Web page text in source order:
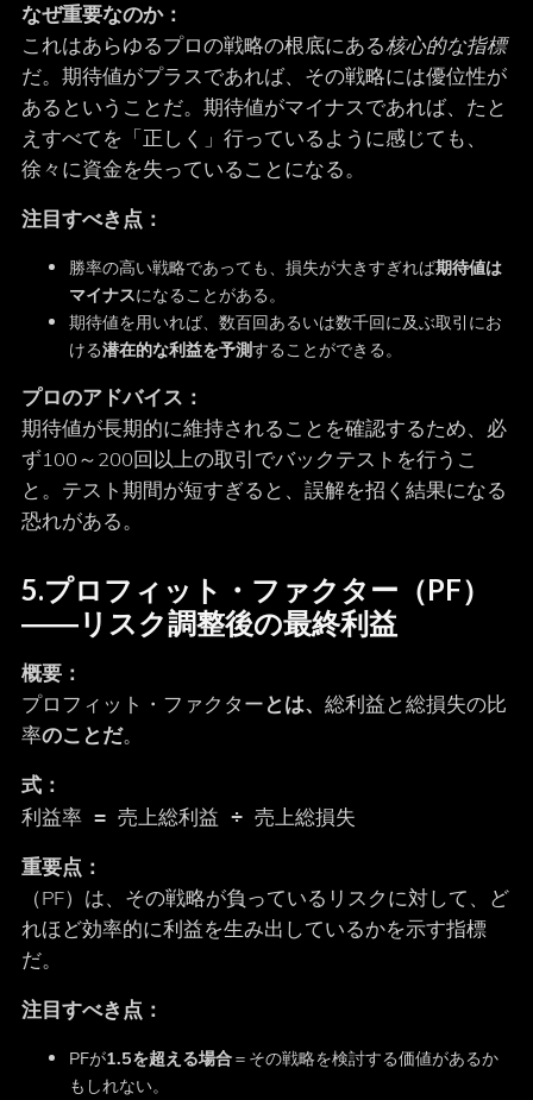
なぜ重要なのか：
これはあらゆるプロの戦略の根底にある核心的な指標
だ。期待値がプラスであれば、その戦略には優位性が
あるということだ。期待値がマイナスであれば、たと
えすべてを「正しく」行っているように感じても、
徐々に資金を失っていることになる。
注目すべき点：
勝率の高い戦略であっても、損失が大きすぎれば期待値は
マイナスになることがある。
期待値を用いれば、数百回あるいは数千回に及ぶ取引にお
ける潜在的な利益を予測することができる。
プロのアドバイス：
期待値が長期的に維持されることを確認するため、必
ず100～200回以上の取引でバックテストを行うこ
と。テスト期間が短すぎると、誤解を招く結果になる
恐れがある。
5.プロフィット・ファクター（PF）
――リスク調整後の最終利益
概要：
プロフィット・ファクターとは、 総利益と総損失の比
率のことだ。
式：
利益率 = 売上総利益 ÷ 売上総損失
重要点：
（PF）は、その戦略が負っているリスクに対して、ど
れほど効率的に利益を生み出しているかを示す指標
だ。
注目すべき点：
PFが1.5を超える場合＝その戦略を検討する価値があるか
もしれない。